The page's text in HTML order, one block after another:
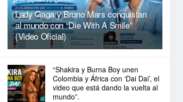
Lady Gaga y Bruno Mars conquistan
al mundo con “Die With A Smile”
(Video Oficial)
“Shakira y Burna Boy unen
Colombia y África con ‘Dai Dai’, el
video que está dando la vuelta al
mundo”.